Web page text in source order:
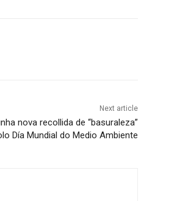
Next article
nova recollida de “basuraleza”
Día Mundial do Medio Ambiente